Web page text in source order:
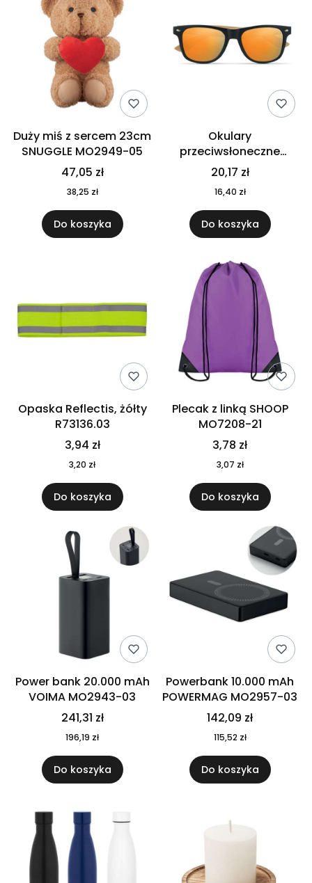
Duży miś z sercem 23cm
SNUGGLE MO2949-05
47,05 zł
38,25 zł
Do koszyka
Okulary
przeciwsłoneczne
CALIFORNIA TOUCH
MO9617-10
20,17 zł
16,40 zł
Do koszyka
Opaska Reflectis, żółty
R73136.03
3,94 zł
3,20 zł
Do koszyka
Plecak z linką SHOOP
MO7208-21
3,78 zł
3,07 zł
Do koszyka
Power bank 20.000 mAh
VOIMA MO2943-03
241,31 zł
196,19 zł
Do koszyka
Powerbank 10.000 mAh
POWERMAG MO2957-03
142,09 zł
115,52 zł
Do koszyka